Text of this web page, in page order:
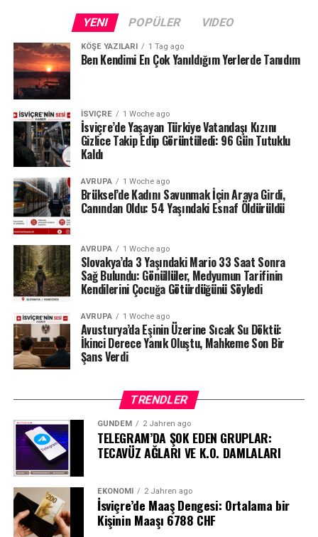
dokunuşlarından şikâyet etmişti.
Ancak o dönemde şikâyetin herhangi bir ciddi yaptırımla
sonuçlanmadığı ileri sürüldü. Önceki şikâyet ile son olay
arasında bağlantı bulunup bulunmadığı da
soruşturuluyor.
YENI POPÜLER VIDEO
KÖŞE YAZILARI 1 Tag ago
Ben Kendimi En Çok Yanıldığım Yerlerde Tanıdım
İSVIÇRE 1 Woche ago
İsviçre’de Yaşayan Türkiye Vatandaşı Kızını
Gizlice Takip Edip Görüntüledi: 96 Gün Tutuklu
Kaldı
AVRUPA 1 Woche ago
Brüksel’de Kadını Savunmak İçin Araya Girdi,
Canından Oldu: 54 Yaşındaki Esnaf Öldürüldü
AVRUPA 1 Woche ago
Slovakya’da 3 Yaşındaki Mario 33 Saat Sonra
Sağ Bulundu: Gönüllüler, Medyumun Tarifinin
Kendilerini Çocuğa Götürdüğünü Söyledi
AVRUPA 1 Woche ago
Avusturya’da Eşinin Üzerine Sıcak Su Döktü:
İkinci Derece Yanık Oluştu, Mahkeme Son Bir
Şans Verdi
TRENDLER
GÜNDEM 2 Jahren ago
TELEGRAM’DA ŞOK EDEN GRUPLAR:
TECAVÜZ AĞLARI VE K.O. DAMLALARI
EKONOMI 2 Jahren ago
İsviçre’de Maaş Dengesi: Ortalama bir
Kişinin Maaşı 6788 CHF